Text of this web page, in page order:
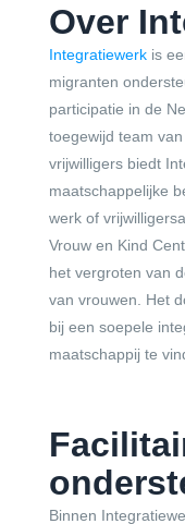
Over
Integratiewerkis
migranten
participatie in de
toegewijd team
vrijwilligers biedt
maatschappelijke
werk of
Vrouw en Kind
het vergroten van
van vrouwen. Het
bij een soepele
maatschappij te
Binnen